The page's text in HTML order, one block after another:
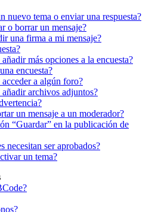
nuevo tema o enviar una respuesta?
o borrar un mensaje?
una firma a mi mensaje?
más opciones a la encuesta?
encuesta?
a algún foro?
añadir archivos adjuntos?
un mensaje a un moderador?
“Guardar” en la publicación de
necesitan ser aprobados?
un tema?